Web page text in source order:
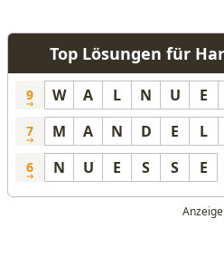
Top Lösungen für
9 W A L N U E
7 M A N D E L
6 N U E S S E